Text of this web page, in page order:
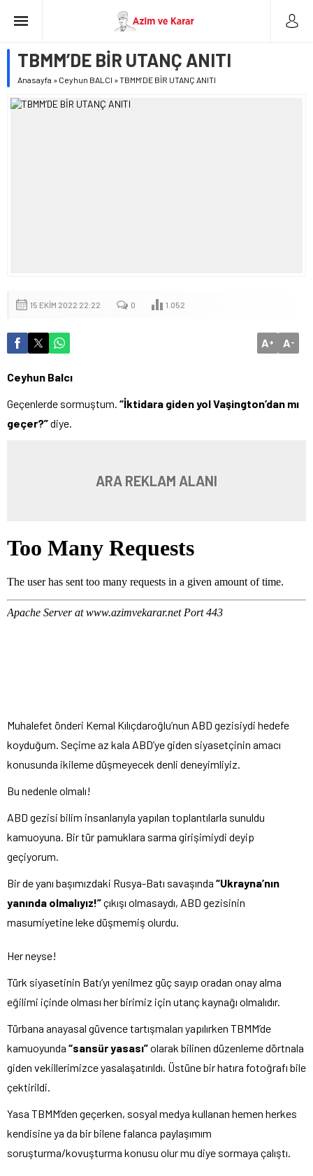
TBMM’DE BİR UTANÇ ANITI
Anasayfa » Ceyhun BALCI »TBMM’DE BİR UTANÇ ANITI
15 EKIM 2022 22:22 0 1.052
A+ A-
Ceyhun Balcı
Geçenlerde sormuştum. “İktidara giden yol Vaşington’dan mı
geçer?”diye.
ARA REKLAM ALANI
Muhalefet önderi Kemal Kılıçdaroğlu’nun ABD gezisiydi hedefe
koyduğum. Seçime az kala ABD’ye giden siyasetçinin amacı
konusunda ikileme düşmeyecek denli deneyimliyiz.
Bu nedenle olmalı!
ABD gezisi bilim insanlarıyla yapılan toplantılarla sunuldu
kamuoyuna. Bir tür pamuklara sarma girişimiydi deyip
geçiyorum.
Bir de yanı başımızdaki Rusya-Batı savaşında “Ukrayna’nın
yanında olmalıyız!”çıkışı olmasaydı, ABD gezisinin
masumiyetine leke düşmemiş olurdu.
Her neyse!
Türk siyasetinin Batı’yı yenilmez güç sayıp oradan onay alma
eğilimi içinde olması her birimiz için utanç kaynağı olmalıdır.
Türbana anayasal güvence tartışmaları yapılırken TBMM’de
kamuoyunda “sansür yasası”olarak bilinen düzenleme dörtnala
giden vekillerimizce yasalaşatırıldı. Üstüne bir hatıra fotoğrafı bile
çektirildi.
Yasa TBMM’den geçerken, sosyal medya kullanan hemen herkes
kendisine ya da bir bilene falanca paylaşımım
soruşturma/kovuşturma konusu olur mu diye sormaya çalıştı.